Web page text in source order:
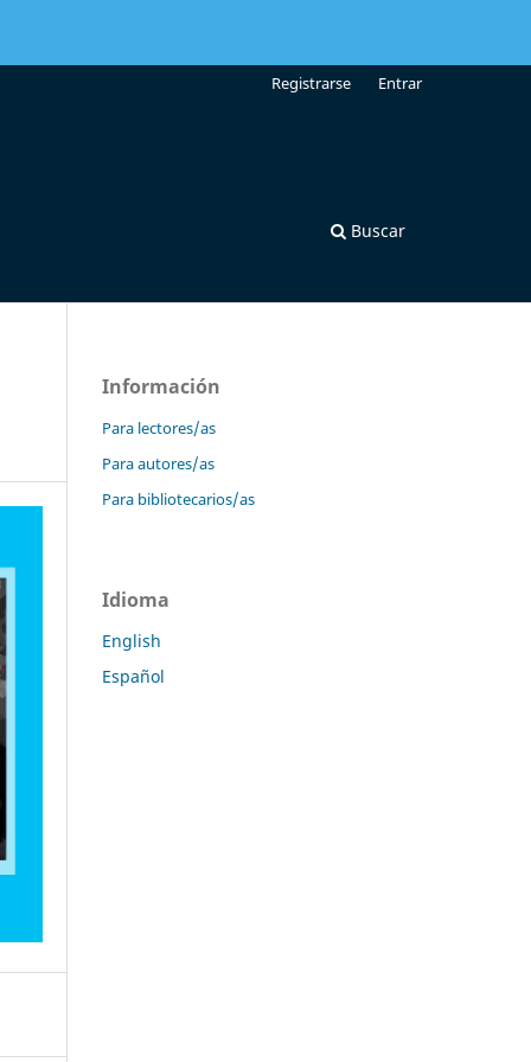
Buscar
Registrarse Entrar
Información
Para lectores/as
Para autores/as
Para bibliotecarios/as
Idioma
English
Español